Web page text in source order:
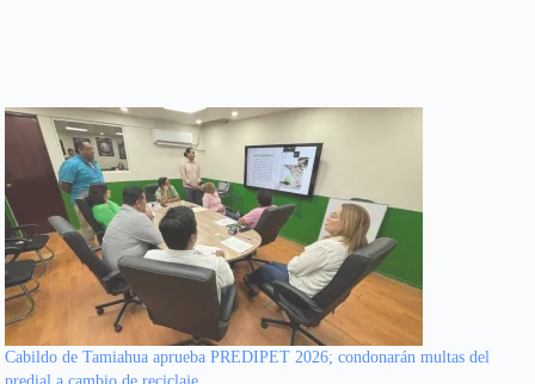
Cabildo de Tamiahua aprueba PREDIPET 2026; condonarán multas del